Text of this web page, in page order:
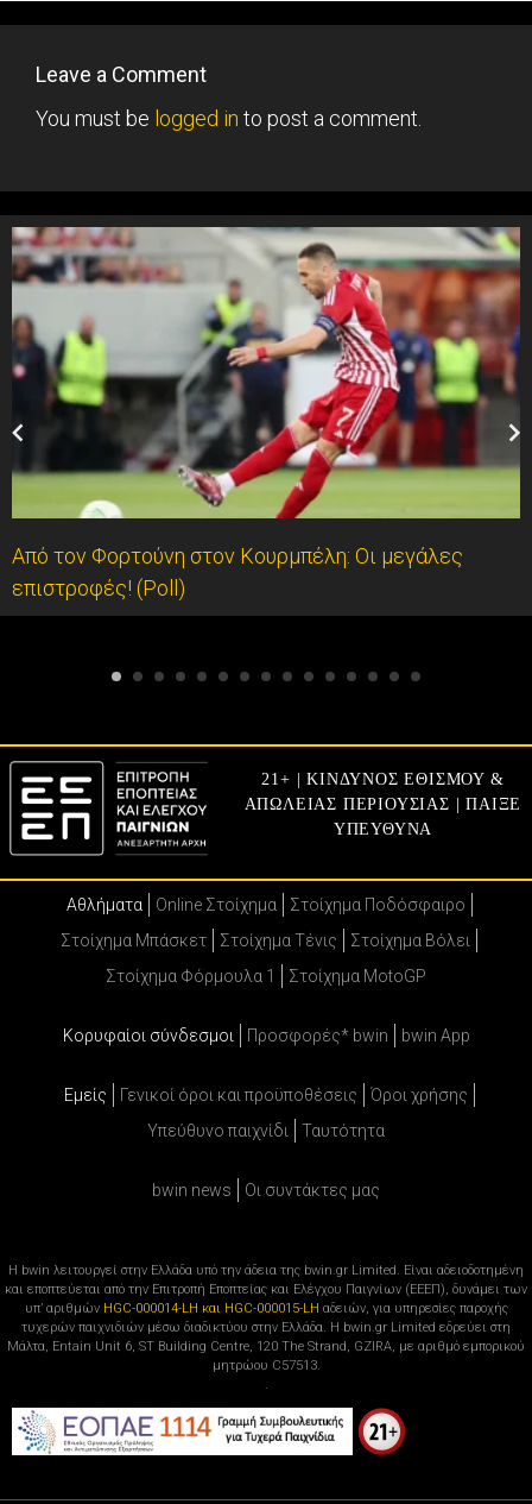
Leave a Comment
You must be logged in to post a comment.
Από τον Φορτούνη στον Κουρμπέλη: Οι μεγάλες
επιστροφές! (Poll)
21+ | ΚΙΝΔΥΝΟΣ ΕΘΙΣΜΟΥ &
ΑΠΩΛΕΙΑΣ ΠΕΡΙΟΥΣΙΑΣ | ΠΑΙΞΕ
ΥΠΕΥΘΥΝΑ
Αθλήματα Online Στοίχημα
Στοίχημα Ποδόσφαιρο
Στοίχημα Μπάσκετ
Στοίχημα Τένις
Στοίχημα Βόλει
Στοίχημα Φόρμουλα 1
Στοίχημα MotoGP
Κορυφαίοι σύνδεσμοι Προσφορές* bwin bwin App
Εμείς Γενικοί όροι και προϋποθέσεις
Όροι χρήσης
Υπεύθυνο παιχνίδι
Ταυτότητα
bwin news Oι συντάκτες μας
Η bwin λειτουργεί στην Ελλάδα υπό την άδεια της bwin.gr Limited. Είναι αδειοδοτημένη
και εποπτεύεται από την Επιτροπή Εποπτείας και Ελέγχου Παιγνίων (ΕΕΕΠ), δυνάμει των
υπ’ αριθμών HGC-000014-LH και HGC-000015-LH αδειών, για υπηρεσίες παροχής
τυχερών παιχνιδιών μέσω διαδικτύου στην Ελλάδα. Η bwin.gr Limited εδρεύει στη
Μάλτα, Entain Unit 6, ST Building Centre, 120 The Strand, GZIRA, με αριθμό εμπορικού
μητρώου C57513.
.